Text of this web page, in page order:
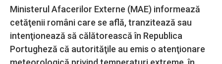
Ministerul Afacerilor Externe (MAE) informează
cetăţenii români care se află, tranzitează sau
intenţionează să călătorească în Republica
Portugheză că autorităţile au emis o atenţionare